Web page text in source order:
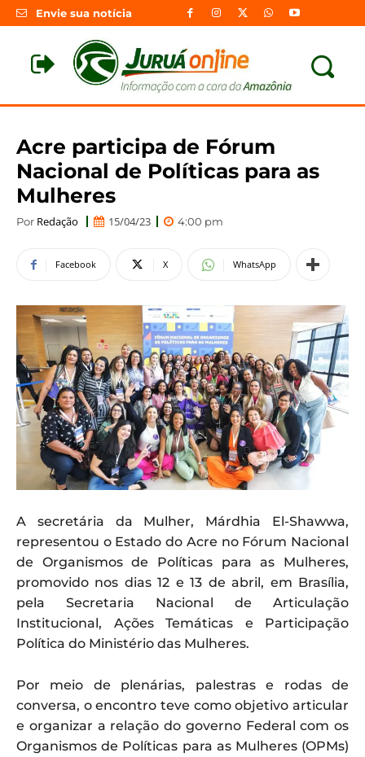
Envie sua notícia
Acre participa de Fórum
Nacional de Políticas para as
Mulheres
Por Redação 15/04/23 4:00 pm
Facebook X WhatsApp
A secretária da Mulher, Márdhia El-Shawwa,
representou o Estado do Acre no Fórum Nacional
de Organismos de Políticas para as Mulheres,
promovido nos dias 12 e 13 de abril, em Brasília,
pela Secretaria Nacional de Articulação
Institucional, Ações Temáticas e Participação
Política do Ministério das Mulheres.
Por meio de plenárias, palestras e rodas de
conversa, o encontro teve como objetivo articular
e organizar a relação do governo Federal com os
Organismos de Políticas para as Mulheres (OPMs)